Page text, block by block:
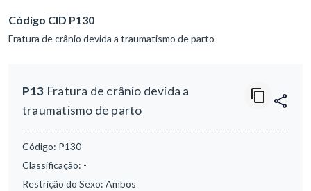
Código CID P130
Fratura de crânio devida a traumatismo de parto
P13 Fratura de crânio devida a
traumatismo de parto
Código: P130
Classificação: -
Restrição do Sexo: Ambos